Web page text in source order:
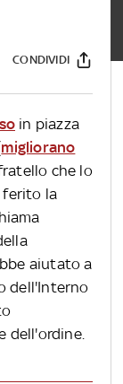
CONDIVIDI
in piazza
migliorano
che lo
ferito la
aiutato a
dell'Interno
dell'ordine.